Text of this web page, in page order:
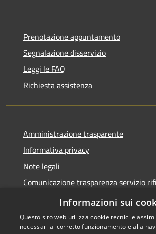
Prenotazione appuntamento
Segnalazione disservizio
Leggi le FAQ
Richiesta assistenza
Amministrazione trasparente
Informativa privacy
Note legali
Comunicazione trasparenza servizio
Dichiarazione di accessibilità
Informazioni sui
Questo sito web utilizza cookie tecnici e
necessari al corretto funzionamento e alla